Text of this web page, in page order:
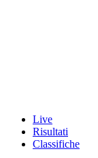
Live
Risultati
Classifiche